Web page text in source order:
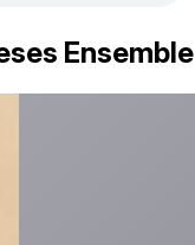
Ensemble